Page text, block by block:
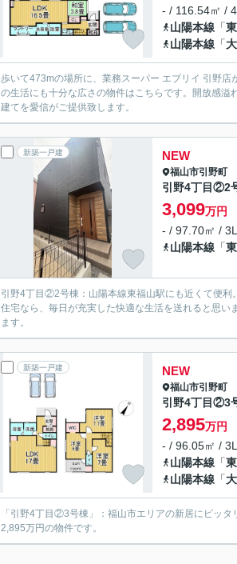
- / 116.54㎡ /
山陽本線 「
山陽本線 「
歩いて473mの場所に、業務スーパー エブリイ 引野
の生活にも十分な広さの物件はこちらです。開放感
建てを愛信がご提供致します。
新築一戸建 NEW
福山市引野町
引野4丁目②2
3,099万円
- / 97.70㎡ /
山陽本線 「
引野4丁目②2号棟：山陽本線東福山駅にも近くて便利
住宅なら、毎日が充実した快適な生活を送れると思
ます。
新築一戸建 NEW
福山市引野町
引野4丁目②3
2,895万円
- / 96.05㎡ /
山陽本線 「
山陽本線 「
「引野4丁目②3号棟」：福山市エリアの新居にピッ
2,895万円の物件です。